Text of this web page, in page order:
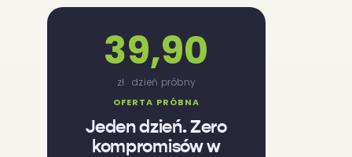
OFERTA PRÓBNA
Jeden dzień. Zero
kompromisów w
39,90
zł · dzień próbny